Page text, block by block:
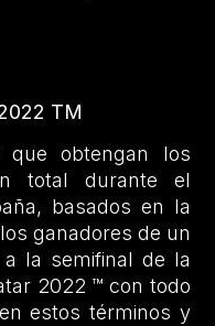
TM
que obtengan los
total durante el
basados en la
ganadores de un
la semifinal de la
2022 ™ con todo
estos términos y